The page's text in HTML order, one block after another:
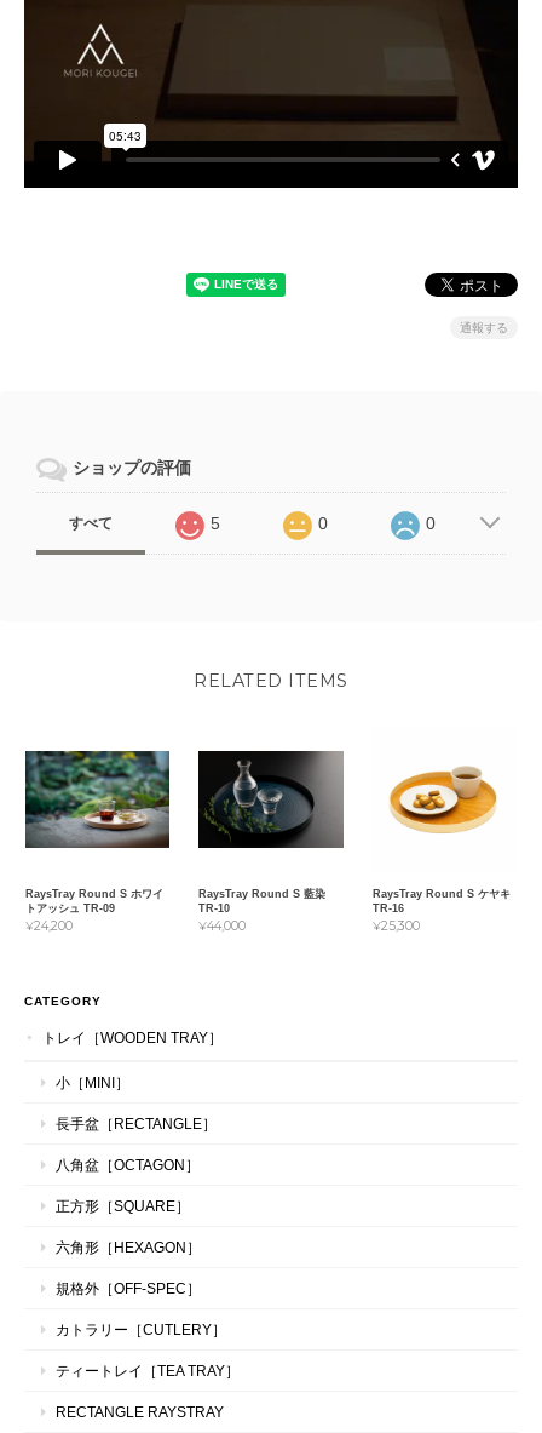
通報する
ショップの評価
すべて 5 0 0
RELATED ITEMS
RaysTray Round S ホワイ
トアッシュ TR-09
¥24,200
RaysTray Round S 藍染
TR-10
¥44,000
RaysTray Round S ケヤキ
TR-16
¥25,300
CATEGORY
トレイ［WOODEN TRAY］
小［MINI］
長手盆［RECTANGLE］
八角盆［OCTAGON］
正方形［SQUARE］
六角形［HEXAGON］
規格外［OFF-SPEC］
カトラリー［CUTLERY］
ティートレイ［TEA TRAY］
RECTANGLE RAYSTRAY